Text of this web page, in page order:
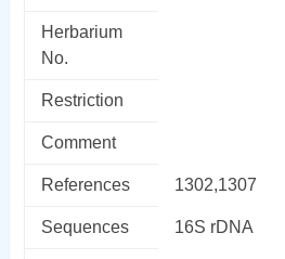
Herbarium
No.
Restriction
Comment
References 1302,1307
Sequences 16S rDNA